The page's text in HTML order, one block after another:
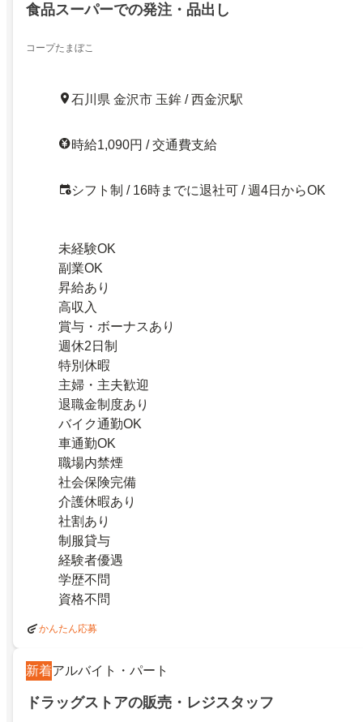
食品スーパーでの発注・品出し
コープたまぼこ
石川県 金沢市 玉鉾 / 西金沢駅
時給1,090円 / 交通費支給
シフト制 / 16時までに退社可 / 週4日からOK
未経験OK
副業OK
昇給あり
高収入
賞与・ボーナスあり
週休2日制
特別休暇
主婦・主夫歓迎
退職金制度あり
バイク通勤OK
車通勤OK
職場内禁煙
社会保険完備
介護休暇あり
社割あり
制服貸与
経験者優遇
学歴不問
資格不問
かんたん応募
新着アルバイト・パート
ドラッグストアの販売・レジスタッフ